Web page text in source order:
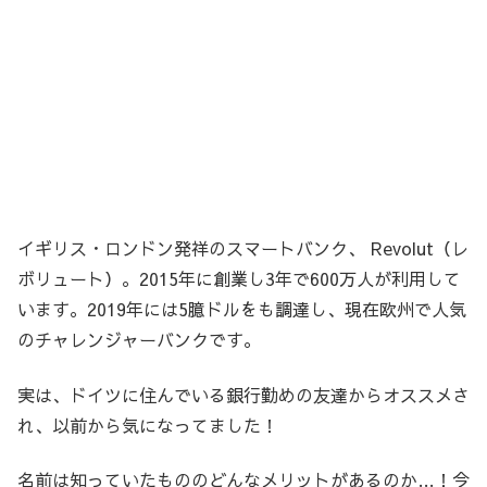
イギリス・ロンドン発祥のスマートバンク、 Revolut（レ
ボリュート）。2015年に創業し3年で600万人が利用して
います。2019年には5臆ドルをも調達し、現在欧州で人気
のチャレンジャーバンクです。
実は、ドイツに住んでいる銀行勤めの友達からオススメさ
れ、以前から気になってました！
名前は知っていたもののどんなメリットがあるのか…！今